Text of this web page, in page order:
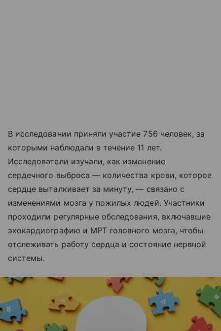
В исследовании приняли участие 756 человек, за
которыми наблюдали в течение 11 лет.
Исследователи изучали, как изменение
сердечного выброса — количества крови, которое
сердце выталкивает за минуту, — связано с
изменениями мозга у пожилых людей. Участники
проходили регулярные обследования, включавшие
эхокардиографию и МРТ головного мозга, чтобы
отслеживать работу сердца и состояние нервной
системы.